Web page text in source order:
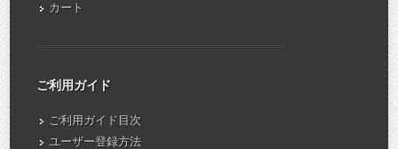
カート
ご利用ガイド
ご利用ガイド目次
ユーザー登録方法